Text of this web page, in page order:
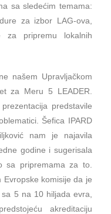
sa sledećim temama:
za izbor LAG-ova,
za pripremu lokalnih
našem Upravljačkom
za Meru 5 LEADER.
predstavile
Šefica IPARD
nam je najavila
godine i sugerisala
sa pripremama za to.
Evropske komisije da je
5 na 10 hiljada evra,
akreditaciju